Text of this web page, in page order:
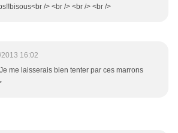
/> <br /> <br /> <br />
2013 16:02
me laisserais bien tenter par ces marrons